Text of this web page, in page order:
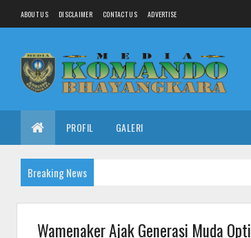
ABOUT US DISCLAIMER CONTACT US ADVERTISE
PROFIL GALERI
Breaking News
Wamenaker Ajak Generasi Muda